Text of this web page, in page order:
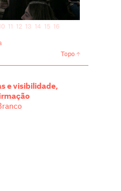
11 12 13 14 15 16
Topo
e visibilidade,